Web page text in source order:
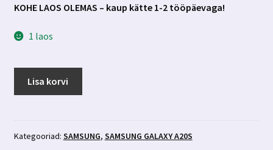
KOHE LAOS OLEMAS – kaup kätte 1-2 tööpäevaga!
1 laos
view
Lisa korvi
Kategooriad: SAMSUNG, SAMSUNG GALAXY A20S